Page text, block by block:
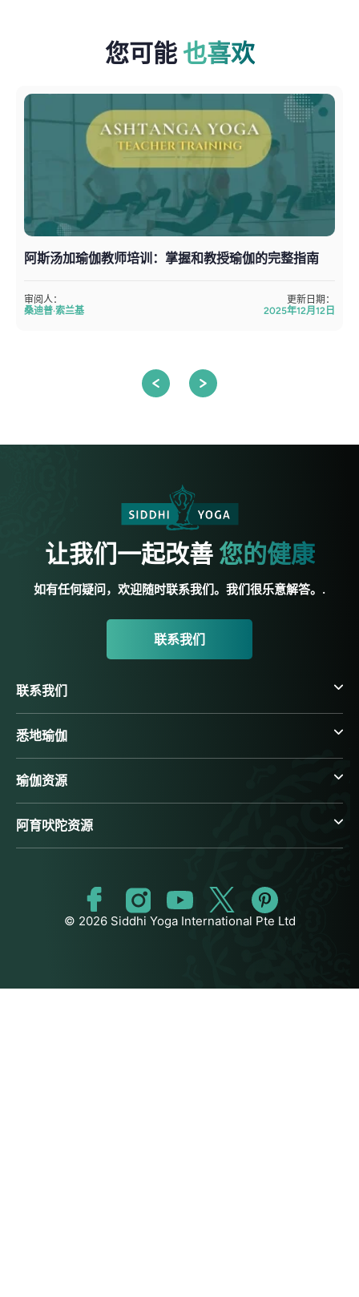
您可能 也喜欢
阿斯汤加瑜伽教师培训：掌握和教授瑜伽的完整指南
审阅人：
桑迪普·索兰基
更新日期：
2025年12月12日
让我们一起改善 您的健康
如有任何疑问，欢迎随时联系我们。我们很乐意解答。.
联系我们
联系我们
悉地瑜伽
瑜伽资源
阿育吠陀资源
© 2026 Siddhi Yoga International Pte Ltd